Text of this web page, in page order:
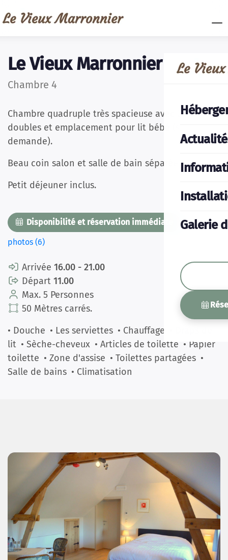
Galerie
Le Vieux Marronnier
Chambre 4
Chambre quadruple très spacieuse avec 2 lits
doubles et emplacement pour lit bébé (sur
demande).
Beau coin salon et salle de bain séparée.
Petit déjeuner inclus.
Disponibilité et réservation immédiate
Des
photos (6)
Arrivée 16.00 - 21.00
Départ 11.00
Max. 5 Personnes
50 Mètres carrés.
• Douche • Les serviettes • Chauffage
lit • Sèche-cheveux • Articles de toilette • Papier
toilette • Zone d'assise • Toilettes partagées •
Salle de bains • Climatisation